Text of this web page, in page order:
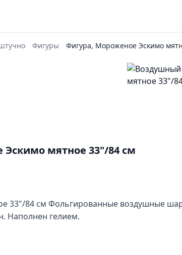
Фигуры Фигура, Мороженое Эскимо
мятное 33"/84 см
33"/84 см Фольгированные воздушные
Наполнен гелием.